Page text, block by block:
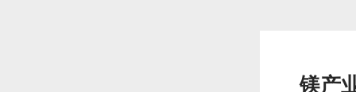
镁产